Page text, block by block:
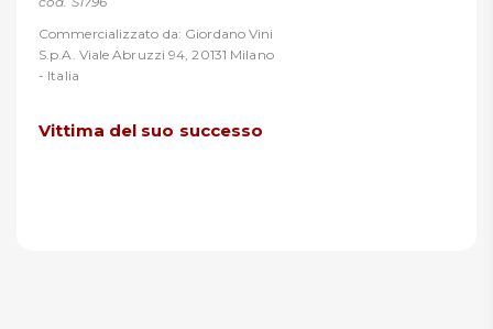
Commercializzato da: Giordano Vini
S.p.A. Viale Abruzzi 94, 20131 Milano
- Italia
Vittima del suo successo